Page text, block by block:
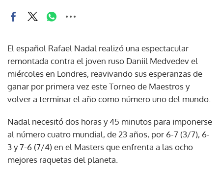
El español Rafael Nadal realizó una espectacular
remontada contra el joven ruso Daniil Medvedev el
miércoles en Londres, reavivando sus esperanzas de
ganar por primera vez este Torneo de Maestros y
volver a terminar el año como número uno del mundo.
Nadal necesitó dos horas y 45 minutos para imponerse
al número cuatro mundial, de 23 años, por 6-7 (3/7), 6-
3 y 7-6 (7/4) en el Masters que enfrenta a las ocho
mejores raquetas del planeta.